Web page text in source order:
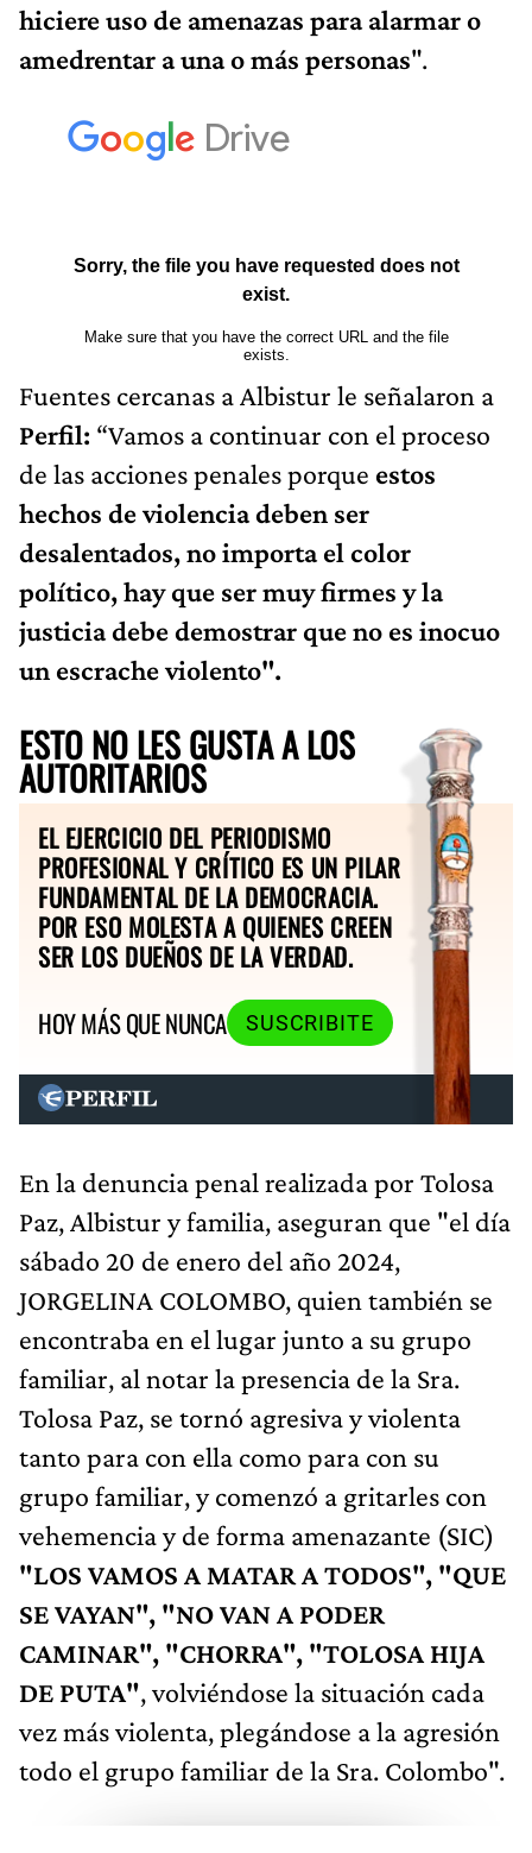
hiciere uso de amenazas para alarmar o
amedrentar a una o más personas".
Fuentes cercanas a Albistur le señalaron a
Perfil: “Vamos a continuar con el proceso
de las acciones penales porque estos
hechos de violencia deben ser
desalentados, no importa el color
político, hay que ser muy firmes y la
justicia debe demostrar que no es inocuo
un escrache violento".
ESTO NO LES GUSTA A LOS
AUTORITARIOS
EL EJERCICIO DEL PERIODISMO
PROFESIONAL Y CRÍTICO ES UN PILAR
FUNDAMENTAL DE LA DEMOCRACIA.
POR ESO MOLESTA A QUIENES CREEN
SER LOS DUEÑOS DE LA VERDAD.
HOY MÁS QUE NUNCA
SUSCRIBITE
En la denuncia penal realizada por Tolosa
Paz, Albistur y familia, aseguran que "el día
sábado 20 de enero del año 2024,
JORGELINA COLOMBO, quien también se
encontraba en el lugar junto a su grupo
familiar, al notar la presencia de la Sra.
Tolosa Paz, se tornó agresiva y violenta
tanto para con ella como para con su
grupo familiar, y comenzó a gritarles con
vehemencia y de forma amenazante (SIC)
"LOS VAMOS A MATAR A TODOS", "QUE
SE VAYAN", "NO VAN A PODER
CAMINAR", "CHORRA", "TOLOSA HIJA
DE PUTA", volviéndose la situación cada
vez más violenta, plegándose a la agresión
todo el grupo familiar de la Sra. Colombo".